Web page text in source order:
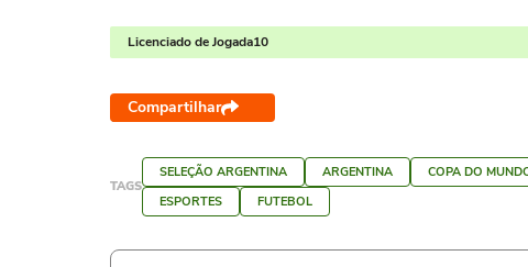
Licenciado de Jogada10
Compartilhar
TAGS
SELEÇÃO ARGENTINA ARGENTINA COPA DO
ESPORTES
FUTEBOL